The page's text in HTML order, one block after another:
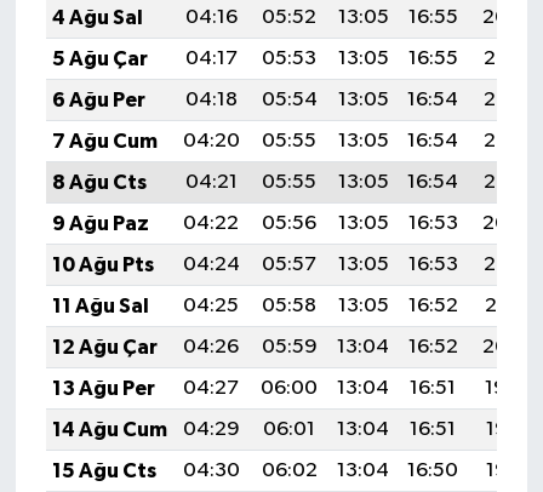
4 Ağu Sal
04:16 05:52 13:05 16:55
20:09
5 Ağu Çar
04:17 05:53 13:05 16:55
20:08
6 Ağu Per
04:18 05:54 13:05 16:54
20:07
7 Ağu Cum
04:20 05:55 13:05 16:54
20:06
8 Ağu Cts
04:21 05:55 13:05 16:54
20:05
9 Ağu Paz
04:22 05:56 13:05 16:53
20:04
10 Ağu Pts
04:24 05:57 13:05 16:53
20:02
11 Ağu Sal
04:25 05:58 13:05 16:52
20:01
12 Ağu Çar
04:26 05:59 13:04 16:52
20:00
13 Ağu Per
04:27 06:00 13:04 16:51
19:59
14 Ağu Cum
04:29 06:01 13:04 16:51
19:58
15 Ağu Cts
04:30 06:02 13:04 16:50
19:56